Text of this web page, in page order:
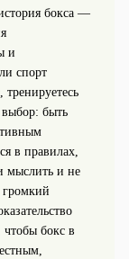
бокса —
и
спорт
выбор: быть
в правилах,
мыслить и не
чтобы бокс в